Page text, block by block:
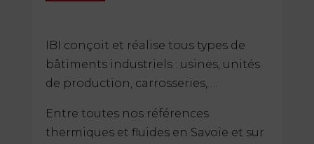
IBI conçoit et réalise tous types de
bâtiments industriels : usines, unités
de production, carrosseries,….
Entre toutes nos références
thermiques et fluides en Savoie et sur